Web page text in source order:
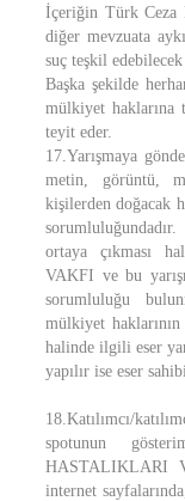
İçeriğin Türk Ceza
diğer mevzuata
suç teşkil
Başka şekilde
mülkiyet haklarına
teyit eder.
17.Yarışmaya
metin, görüntü,
kişilerden doğacak
ortaya çıkması
VAKFI ve bu
sorumluluğu
mülkiyet
halinde ilgili eser
yapılır ise eser
18.Katılımcı/
spotunun
HASTALIKLARI
internet